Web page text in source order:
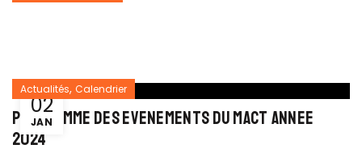
02
JAN
Actualités, Calendrier
PROGRAMME DES EVENEMENTS DU MACT ANNEE
2024